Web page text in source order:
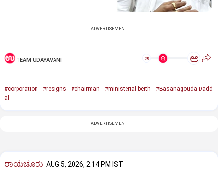
ADVERTISEMENT
TEAM UDAYAVANI ಅ ಅ
#corporation #resigns #chairman #ministerial berth
#Basanagouda Dadd
al
ADVERTISEMENT
ರಾಯಚೂರು AUG 5, 2026, 2:14 PM IST